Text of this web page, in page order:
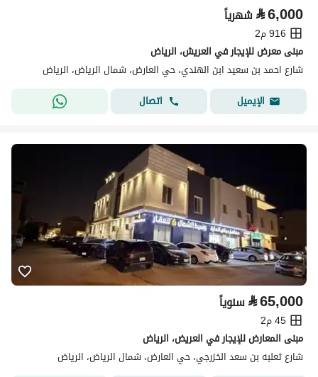
⃁6,000 شهرياً
916 م2
مبنى معرض للإيجار في العريش، الرياض
شارع احمد بن سعيد ابن الهندي، حي العارض، شمال الرياض، الرياض
الإيميل
اتصال
⃁65,000 سنوياً
45 م2
مبنى المعارض للإيجار في العريض، الرياض
شارع ثعلبه بن سعد الخزرجي، حي العارض، شمال الرياض، الرياض